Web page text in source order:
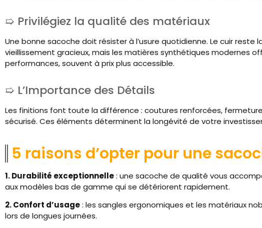
Privilégiez la qualité des matériaux
Une bonne sacoche doit résister à l’usure quotidienne. Le cuir
vieillissement gracieux, mais les matières synthétiques modernes
performances, souvent à prix plus accessible.
L’Importance des Détails
Les finitions font toute la différence : coutures renforcées,
sécurisé. Ces éléments déterminent la longévité de votre
5 raisons d’opter pour une
1. Durabilité exceptionnelle: une sacoche de qualité vous
aux modèles bas de gamme qui se détériorent rapidement.
2. Confort d’usage: les sangles ergonomiques et les matériaux
lors de longues journées.